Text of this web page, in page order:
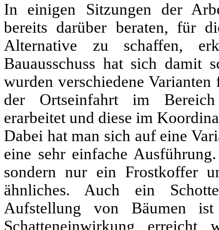
In einigen Sitzungen der
bereits darüber beraten, für
Alternative zu schaffen,
Bauausschuss hat sich damit
wurden verschiedene
der Ortseinfahrt im Bereich
erarbeitet und diese im
Dabei hat man sich auf eine
eine sehr einfache
sondern nur ein Frostkoffer
ähnliches. Auch ein
Aufstellung von Bäumen
Schatteneinwirkung